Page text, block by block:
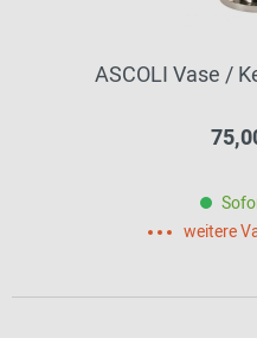
ASCOLI Vase /
weitere